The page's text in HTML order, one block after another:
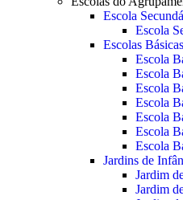
Escola
Escola
Escolas Básicas
Escola
Escola
Escola
Escola
Escola
Escola
Escola
Jardins de
Jardim
Jardim